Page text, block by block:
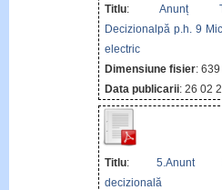
Titlu: Anunț
Decizionalpă p.h. 9
electric
Dimensiune fisier: 639
Data publicarii: 26 02
Titlu:5.Anunt
decizională